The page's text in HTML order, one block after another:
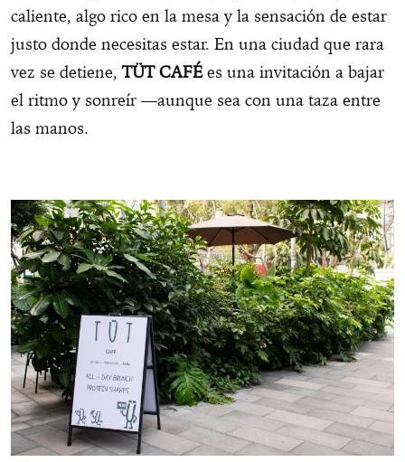
caliente, algo rico en la mesa y la sensación de estar
justo donde necesitas estar. En una ciudad que rara
vez se detiene,TÜT CAFÉes una invitación a bajar
el ritmo y sonreír —aunque sea con una taza entre
las manos.